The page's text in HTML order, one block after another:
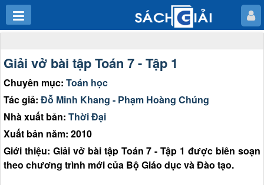
Giải vở bài tập Toán 7 - Tập 1
Chuyên mục: Toán học
Tác giả: Đỗ Minh Khang - Phạm Hoàng Chúng
Nhà xuất bản: Thời Đại
Xuất bản năm: 2010
Giới thiệu: Giải vở bài tập Toán 7 - Tập 1 được biên soạn
theo chương trình mới của Bộ Giáo dục và Đào tạo.